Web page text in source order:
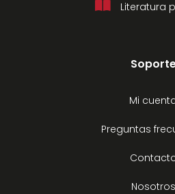
Literatura
Mi
Preguntas
Nosotros